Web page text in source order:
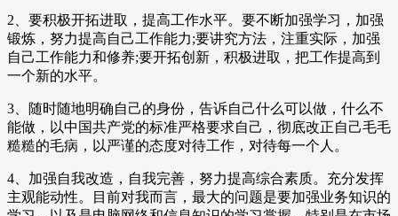
2、要积极开拓进取，提高工作水平。要不断加强学习，加强
锻炼，努力提高自己工作能力;要讲究方法，注重实际，加强
自己工作能力和修养;要开拓创新，积极进取，把工作提高到
一个新的水平。
3、随时随地明确自己的身份，告诉自己什么可以做，什么不
能做，以中国共产党的标准严格要求自己，彻底改正自己毛毛
糙糙的毛病，以严谨的态度对待工作，对待每一个人。
4、加强自我改造，自我完善，努力提高综合素质。充分发挥
主观能动性。目前对我而言，最大的问题是要加强业务知识的